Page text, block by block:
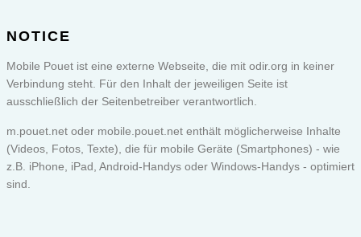
NOTICE
Mobile Pouet ist eine externe Webseite, die mit odir.org in keiner
Verbindung steht. Für den Inhalt der jeweiligen Seite ist
ausschließlich der Seitenbetreiber verantwortlich.
m.pouet.net oder mobile.pouet.net enthält möglicherweise Inhalte
(Videos, Fotos, Texte), die für mobile Geräte (Smartphones) - wie
z.B. iPhone, iPad, Android-Handys oder Windows-Handys - optimiert
sind.